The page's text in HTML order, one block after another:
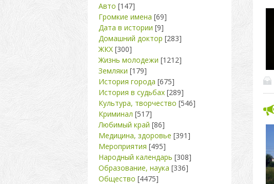
Авто [147]
Громкие имена [69]
Дата в истории [9]
Домашний доктор [283]
ЖКХ [300]
Жизнь молодежи [1212]
Земляки [179]
История города [675]
История в судьбах [289]
Культура, творчество [546]
Криминал [517]
Любимый край [86]
Медицина, здоровье [391]
Мероприятия [495]
Народный календарь [308]
Образование, наука [336]
Общество [4475]